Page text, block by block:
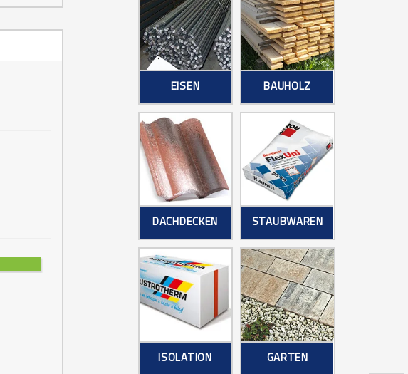
EISEN BAUHOLZ
DACHDECKEN STAUBWAREN
ISOLATION GARTEN